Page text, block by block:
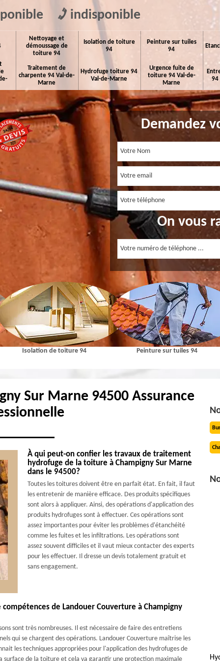
indisponible
Nettoyage et
démoussage de
toiture 94
Isolation de toiture
94
Peinture sur tuiles
94
Traitement de
charpente 94 Val-de-
Marne
Hydrofuge toiture 94
Val-de-Marne
Urgence fuite de
toiture 94 Val-de-
Marne
94
Demandez
On vous
Isolation de toiture 94 Peinture sur tuiles 94
Sur Marne 94500 Assurance
À qui peut-on confier les travaux de traitement
hydrofuge de la toiture à Champigny Sur Marne
dans le 94500?
Toutes les toitures doivent être en parfait état. En fait, il faut
les entretenir de manière efficace. Des produits spécifiques
sont alors à appliquer. Ainsi, des opérations d'application des
produits hydrofuges sont à effectuer. Ces opérations sont
assez importantes pour éviter les problèmes d'étanchéité
comme les fuites et les infiltrations. Les opérations sont
assez souvent difficiles et il vaut mieux contacter des experts
pour les effectuer. Il dresse un devis totalement gratuit et
sans engagement.
de Landouer Couverture à Champigny
sont très nombreuses. Il est nécessaire de faire des entretiens
qui se chargent des opérations. Landouer Couverture maîtrise les
les techniques appropriées pour l'application des hydrofuges de
de la toiture et cela va garantir une protection maximale